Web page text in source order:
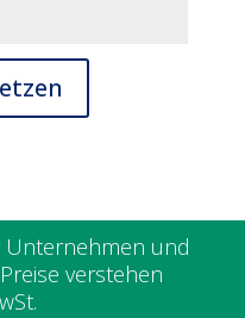
und
verstehen